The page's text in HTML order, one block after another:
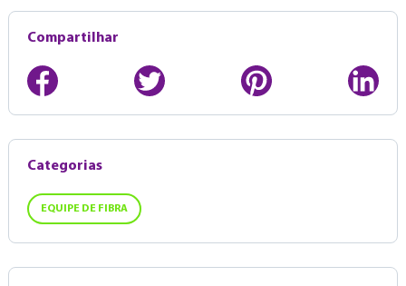
Compartilhar
Categorias
EQUIPE DE FIBRA